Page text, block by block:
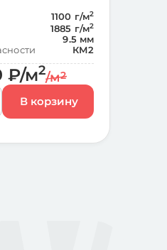
1100 г/м2
1885 г/м2
9.5 мм
КМ2
₽/м2/м2